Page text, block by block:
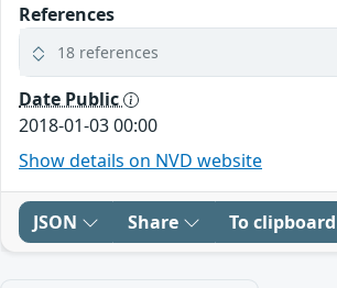
References
18 references
Date Public
2018-01-03 00:00
Show details on NVD website
JSON Share To clipboard